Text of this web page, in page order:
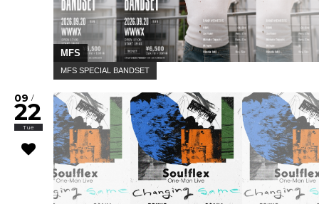
MFS
MFS SPECIAL BANDSET
09 /
22
Tue